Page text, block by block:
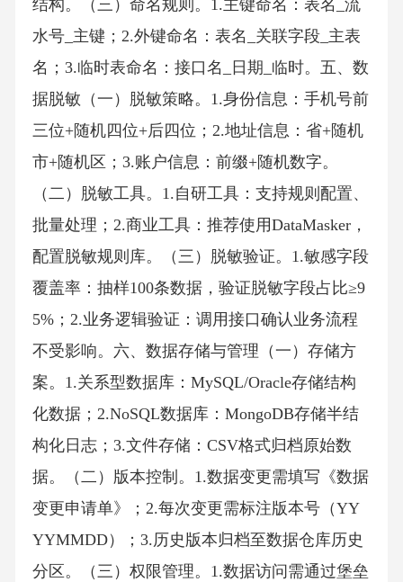
结构。（三）命名规则。1.主键命名：表名_流
水号_主键；2.外键命名：表名_关联字段_主表
名；3.临时表命名：接口名_日期_临时。五、数
据脱敏（一）脱敏策略。1.身份信息：手机号前
三位+随机四位+后四位；2.地址信息：省+随机
市+随机区；3.账户信息：前缀+随机数字。
（二）脱敏工具。1.自研工具：支持规则配置、
批量处理；2.商业工具：推荐使用DataMasker，
配置脱敏规则库。（三）脱敏验证。1.敏感字段
覆盖率：抽样100条数据，验证脱敏字段占比≥9
5%；2.业务逻辑验证：调用接口确认业务流程
不受影响。六、数据存储与管理（一）存储方
案。1.关系型数据库：MySQL/Oracle存储结构
化数据；2.NoSQL数据库：MongoDB存储半结
构化日志；3.文件存储：CSV格式归档原始数
据。（二）版本控制。1.数据变更需填写《数据
变更申请单》；2.每次变更需标注版本号（YY
YYMMDD）；3.历史版本归档至数据仓库历史
分区。（三）权限管理。1.数据访问需通过堡垒